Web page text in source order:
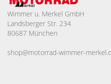
Wimmer u. Merkel GmbH
Landsberger Str. 234
80687 München
shop@motorrad-wimmer-